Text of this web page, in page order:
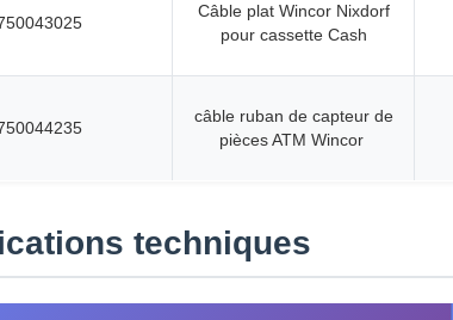
Câble plat Wincor Nixdorf
pour cassette Cash
câble ruban de capteur de
pièces ATM Wincor
techniques